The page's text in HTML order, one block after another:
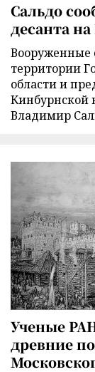
Сальдо
десанта
Вооруженные
территории
области и
Кинбурнской
Владимир
Ученые
древние